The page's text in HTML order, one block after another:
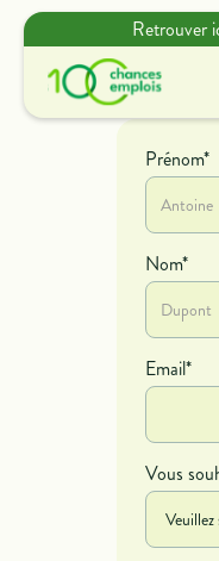
Retrouver
Prénom*
Nom*
Email*
Vous